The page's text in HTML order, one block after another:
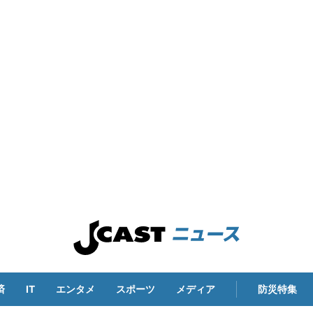
IT エンタメ スポーツ メディア 防災特集